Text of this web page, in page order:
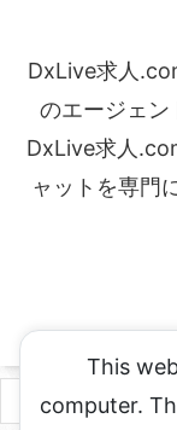
DxLive求人
のエージェン
DxLive求人
ャットを専門
This
computer.